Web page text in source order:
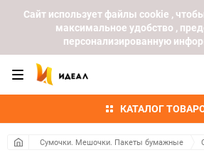
Cайт использует файлы cookie ,
максимальное удобство ,
персонализированную
КАТАЛОГ
Сумочки. Мешочки. Пакеты бумажные